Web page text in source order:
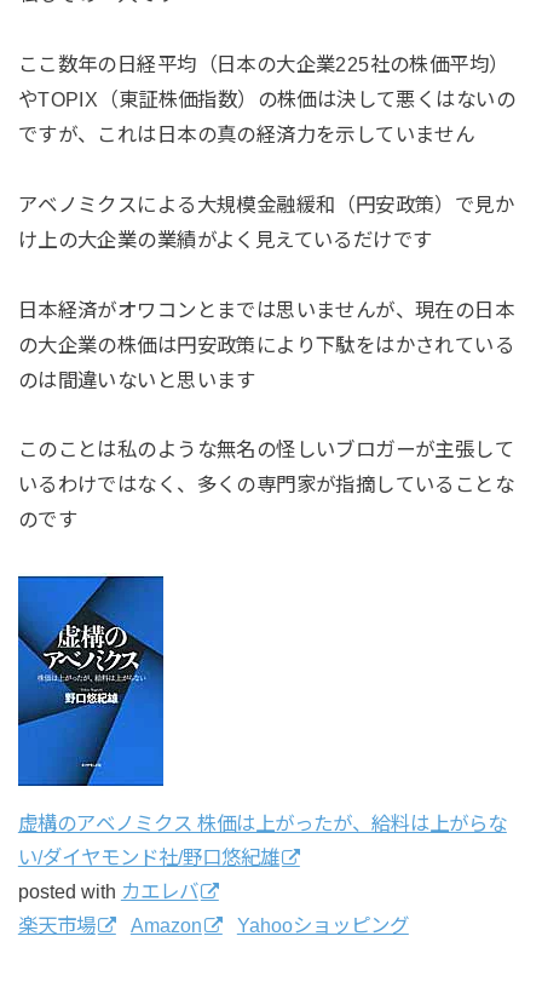
ここ数年の日経平均（日本の大企業225社の株価平均）
やTOPIX（東証株価指数）の株価は決して悪くはないの
ですが、これは日本の真の経済力を示していません
アベノミクスによる大規模金融緩和（円安政策）で見か
け上の大企業の業績がよく見えているだけです
日本経済がオワコンとまでは思いませんが、現在の日本
の大企業の株価は円安政策により下駄をはかされている
のは間違いないと思います
このことは私のような無名の怪しいブロガーが主張して
いるわけではなく、多くの専門家が指摘していることな
のです
虚構のアベノミクス 株価は上がったが、給料は上がらな
い/ダイヤモンド社/野口悠紀雄
posted with カエレバ
楽天市場
Amazon Yahooショッピング